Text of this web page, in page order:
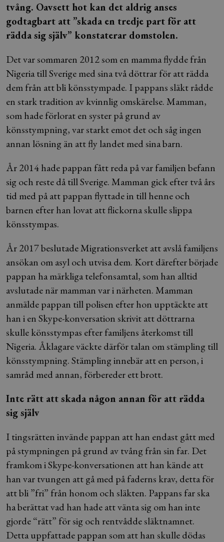
tvång. Oavsett hot kan det aldrig anses
godtagbart att ”skada en tredje part för att
rädda sig själv” konstaterar domstolen.
Det var sommaren 2012 som en mamma flydde från
Nigeria till Sverige med sina två döttrar för att rädda
dem från att bli könsstympade. I pappans släkt rådde
en stark tradition av kvinnlig omskärelse. Mamman,
som hade förlorat en syster på grund av
könsstympning, var starkt emot det och såg ingen
annan lösning än att fly landet med sina barn.
År 2014 hade pappan fått reda på var familjen befann
sig och reste då till Sverige. Mamman gick efter två års
tid med på att pappan flyttade in till henne och
barnen efter han lovat att flickorna skulle slippa
könsstympas.
År 2017 beslutade Migrationsverket att avslå familjens
ansökan om asyl och utvisa dem. Kort därefter började
pappan ha märkliga telefonsamtal, som han alltid
avslutade när mamman var i närheten. Mamman
anmälde pappan till polisen efter hon upptäckte att
han i en Skype-konversation skrivit att döttrarna
skulle könsstympas efter familjens återkomst till
Nigeria. Åklagare väckte därför talan om stämpling till
könsstympning. Stämpling innebär att en person, i
samråd med annan, förbereder ett brott.
Inte rätt att skada någon annan för att rädda
sig själv
I tingsrätten invände pappan att han endast gått med
på stympningen på grund av tvång från sin far. Det
framkom i Skype-konversationen att han kände att
han var tvungen att gå med på faderns krav, detta för
att bli ”fri” från honom och släkten. Pappans far ska
ha berättat vad han hade att vänta sig om han inte
gjorde “rätt” för sig och rentvådde släktnamnet.
Detta uppfattade pappan som att han skulle dödas